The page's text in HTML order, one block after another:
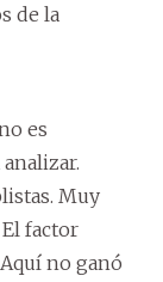
de la
es
Muy
factor
no ganó